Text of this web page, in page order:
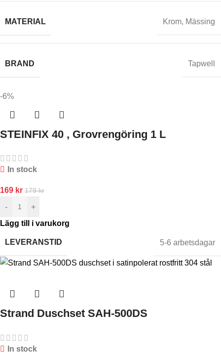
MATERIAL Krom, Mässing
BRAND Tapwell
-6%
STEINFIX 40 , Grovrengöring 1 L
In stock
169 kr 179kr
-
+
Lägg till i varukorg
LEVERANSTID 5-6 arbetsdagar
Strand Duschset SAH-500DS
In stock